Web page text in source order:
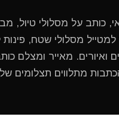
כותב על מסלולי טיול,
מסלולי שטח,
ואיורים. מאייר ומצלם
מתלווים תצלומים